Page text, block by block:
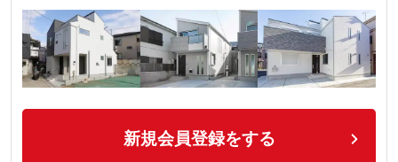
新規会員登録をする